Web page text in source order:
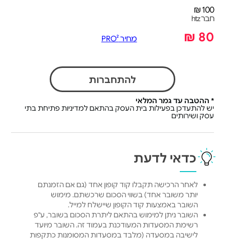
100 ₪
חבר htz
80 ₪ מחיר PRO²
להתחברות
* ההטבה עד גמר המלאי
יש להתעדכן בפעילות בית העסק בהתאם למדיניות פתיחת בתי
עסק ושירותים
כדאי לדעת
לאחר הרכישה תקבלו קוד קופון אחד (גם אם הזמנתם
יותר משובר אחד) בשווי הסכום שרכשתם. מימוש
השובר באמצעות קוד הקופון שיישלח למייל.
השובר ניתן למימוש בהתאם ליתרת הסכום בשובר, ע"פ
רשימת המסעדות המעודכנת בעמוד זה. השובר מיועד
לישיבה במסעדה (מלבד במסעדות המסומנות כתקפות